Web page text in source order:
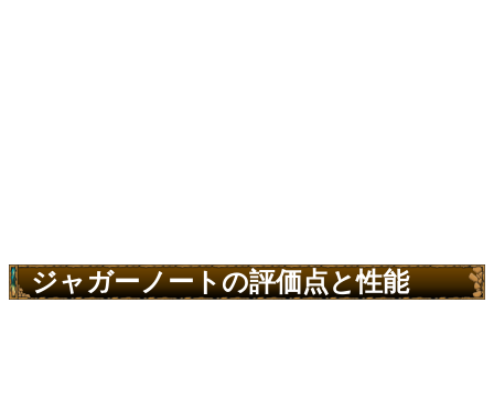
ジャガーノートの評価点と性能